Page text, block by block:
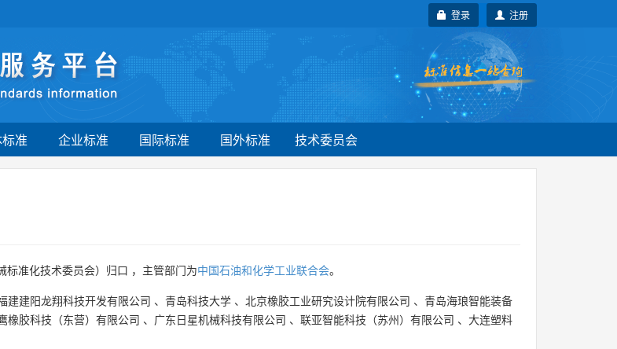
注册
登录
准 企业标准 国际标准 国外标准 技术委员会
标准化技术委员会）归口 ，主管部门为中国石油和化学工业联合会。
建建阳龙翔科技开发有限公司 、 青岛科技大学 、 北京橡胶工业研究设计院有限公司 、 青岛海琅智能装备
橡胶科技（东营）有限公司 、 广东日星机械科技有限公司 、 联亚智能科技（苏州）有限公司 、 大连塑料